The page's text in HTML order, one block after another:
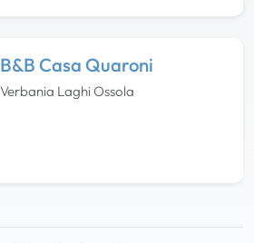
B&B Casa Quaroni
Verbania Laghi Ossola